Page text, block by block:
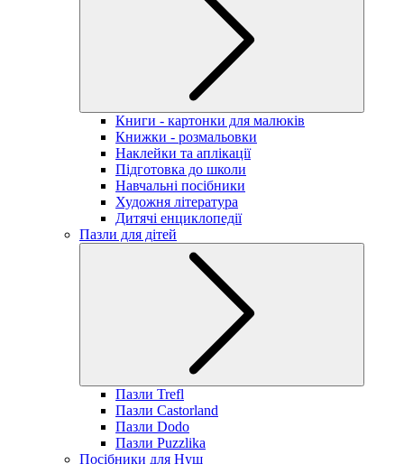
Книги - картонки для малюків
Книжки - розмальовки
Наклейки та аплікації
Підготовка до школи
Навчальні посібники
Художня література
Дитячі енциклопедії
Пазли для дітей
Пазли Trefl
Пазли Castorland
Пазли Dodo
Пазли Puzzlika
Посібники для Нуш